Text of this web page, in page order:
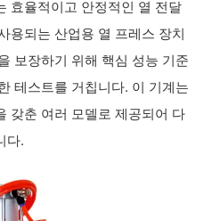
효율적이고 안정적인 열 전달
용되는 산업용 열 프레스 장치
보장하기 위해 핵심 성능 기준
테스트를 거칩니다. 이 기계는
갖춘 여러 모델로 제공되어 다
다.